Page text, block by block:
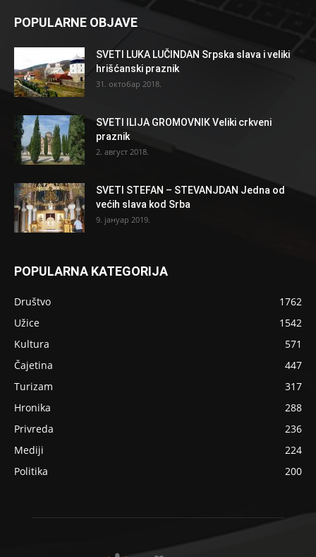
POPULARNE OBJAVE
SVETI LUKA LUČINDAN Srpska slava i veliki
hrišćanski praznik
31. октобар 2018.
SVETI ILIJA GROMOVNIK Veliki crkveni
praznik
2. август 2018.
SVETI STEFAN – STEVANJDAN Jedna od
većih slava kod Srba
9. јануар 2019.
POPULARNA KATEGORIJA
Društvo
1762
Užice
1542
Kultura
571
Čajetina
447
Turizam
317
Hronika
288
Privreda
236
Mediji
224
Politika
200